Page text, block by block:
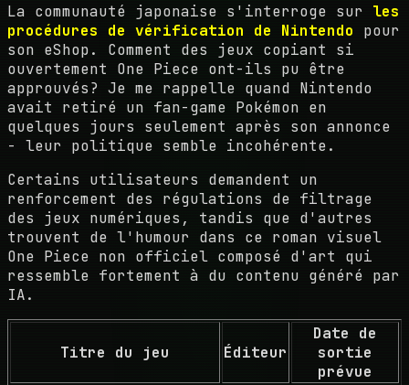
La communauté japonaise s'interroge sur les
procédures de vérification de Nintendo pour
son eShop. Comment des jeux copiant si
ouvertement One Piece ont-ils pu être
approuvés? Je me rappelle quand Nintendo
avait retiré un fan-game Pokémon en
quelques jours seulement après son annonce
- leur politique semble incohérente.
Certains utilisateurs demandent un
renforcement des régulations de filtrage
des jeux numériques, tandis que d'autres
trouvent de l'humour dans ce roman visuel
One Piece non officiel composé d'art qui
ressemble fortement à du contenu généré par
IA.
Titre du jeu Éditeur
Date de
sortie
prévue